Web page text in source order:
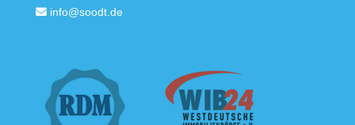
info@soodt.de